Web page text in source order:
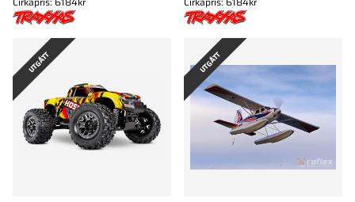
UTGÅTT UTGÅTT